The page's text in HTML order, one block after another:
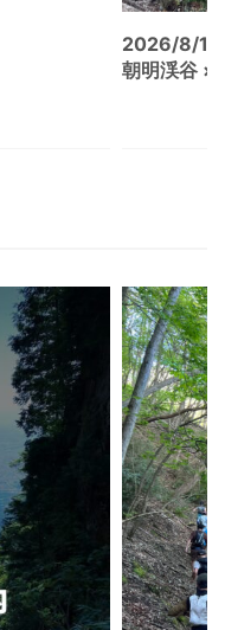
2026/8/
朝明渓谷 ×